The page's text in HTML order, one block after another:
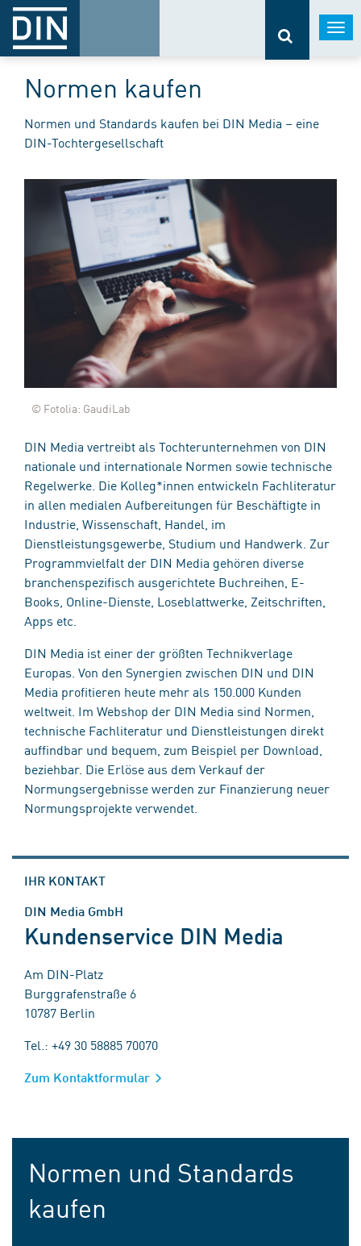
Normen kaufen
Normen und Standards kaufen bei DIN Media – eine
DIN-Tochtergesellschaft
© Fotolia: GaudiLab
DIN Media vertreibt als Tochterunternehmen von DIN
nationale und internationale Normen sowie technische
Regelwerke. Die Kolleg*innen entwickeln Fachliteratur
in allen medialen Aufbereitungen für Beschäftigte in
Industrie, Wissenschaft, Handel, im
Dienstleistungsgewerbe, Studium und Handwerk. Zur
Programmvielfalt der DIN Media gehören diverse
branchenspezifisch ausgerichtete Buchreihen, E-
Books, Online-Dienste, Loseblattwerke, Zeitschriften,
Apps etc.
DIN Media ist einer der größten Technikverlage
Europas. Von den Synergien zwischen DIN und DIN
Media profitieren heute mehr als 150.000 Kunden
weltweit. Im Webshop der DIN Media sind Normen,
technische Fachliteratur und Dienstleistungen direkt
auffindbar und bequem, zum Beispiel per Download,
beziehbar. Die Erlöse aus dem Verkauf der
Normungsergebnisse werden zur Finanzierung neuer
Normungsprojekte verwendet.
IHR KONTAKT
DIN Media GmbH
Kundenservice DIN Media
Am DIN-Platz
Burggrafenstraße 6
10787 Berlin
Tel.: +49 30 58885 70070
Zum Kontaktformular
Normen und Standards
kaufen